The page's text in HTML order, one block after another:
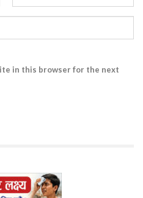
in this browser for the next